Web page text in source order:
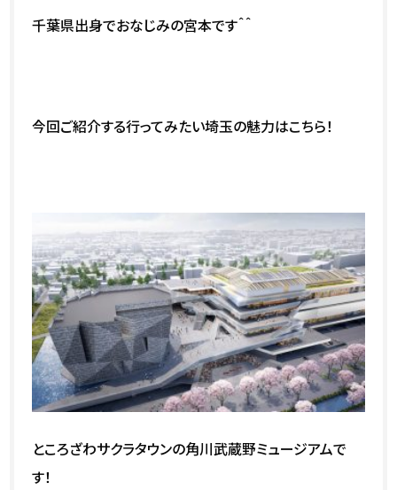
千葉県出身でおなじみの宮本です＾＾
今回ご紹介する行ってみたい埼玉の魅力はこちら！
ところざわサクラタウンの角川武蔵野ミュージアムで
す！